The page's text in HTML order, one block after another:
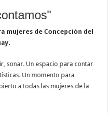
mujeres de Concepción del
sonar. Un espacio para contar
Un momento para
a todas las mujeres de la